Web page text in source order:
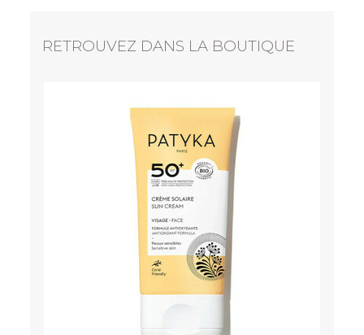
RETROUVEZ DANS LA BOUTIQUE
PATYKA
Lait solaire corps SPF 50+
24,90